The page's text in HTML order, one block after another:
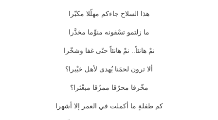
هذا السلاح جاءكم مهلّلا مكبّرا
ما زلتمو تسْقونه منوِّما مخدَّرا
نمْ هانئاً.. نمْ هانئاً حتّى غفا وشخّرا
ألا ترون لحمَنا يُهدى لأهل خيْبرا؟
مخّرقا محرّّقا ممزّقا مبعْثرا؟
كم طفلةٍ ما أكملت في العمر إلا أشهرا